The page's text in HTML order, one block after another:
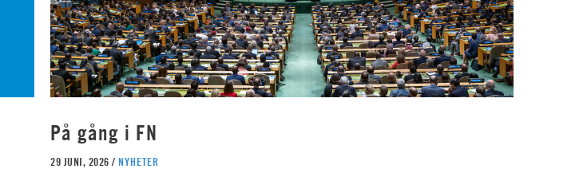
På gång i FN
29 JUNI, 2026 / NYHETER